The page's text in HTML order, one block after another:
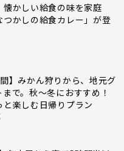
懐かしい給食の味を家庭
つかしの給食カレー」が登
】みかん狩りから、地元グ
で。秋〜冬におすすめ！
楽しむ日帰りプラン